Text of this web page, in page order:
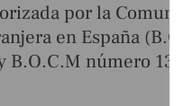
por la
en España
B.O.C.M número